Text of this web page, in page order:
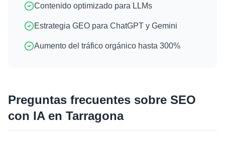
Contenido optimizado para LLMs
Estrategia GEO para ChatGPT y Gemini
Aumento del tráfico orgánico hasta 300%
Preguntas frecuentes sobre SEO
con IAen Tarragona